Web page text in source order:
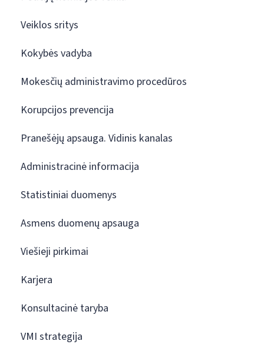
Veiklos sritys
Kokybės vadyba
Mokesčių administravimo procedūros
Korupcijos prevencija
Pranešėjų apsauga. Vidinis kanalas
Administracinė informacija
Statistiniai duomenys
Asmens duomenų apsauga
Viešieji pirkimai
Karjera
Konsultacinė taryba
VMI strategija